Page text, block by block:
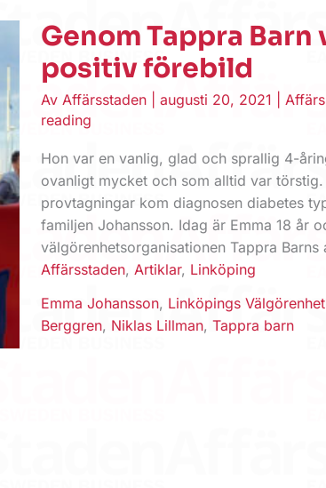
Genom Tappra Barn
positiv förebild
AvAffärsstaden |augusti 20, 2021 |
reading
Hon var en vanlig, glad och sprallig 4-
ovanligt mycket och som alltid var
provtagningar kom diagnosen diabetes
familjen Johansson. Idag är Emma 18 år
välgörenhetsorganisationen Tappra Barns
Affärsstaden,Artiklar, Linköping
Emma Johansson, Linköpings
Berggren, Niklas Lillman,Tappra barn